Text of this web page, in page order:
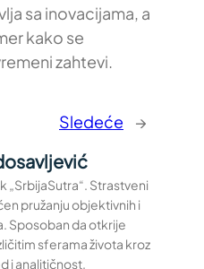
sa inovacijama, a
kako se
zahtevi.
Sledeće →
„SrbijaSutra“. Strastveni
pružanju objektivnih i
Sposoban da otkrije
sferama života kroz
i analitičnost.